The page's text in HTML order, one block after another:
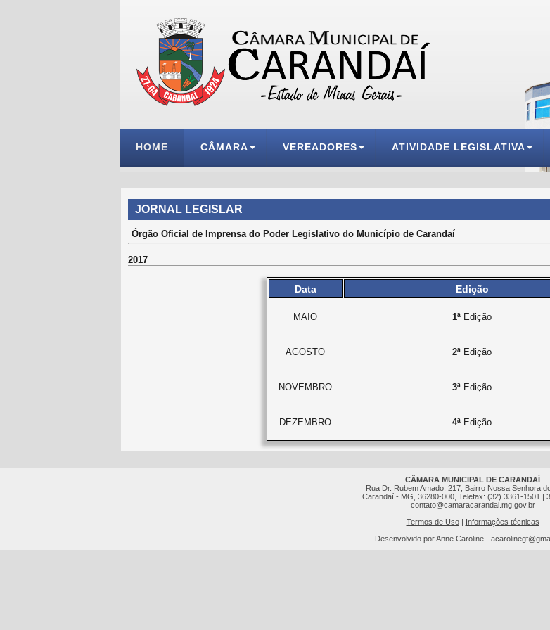
HOME CÂMARA VEREADORES ATIVIDADE LEGISLATIVA
JORNAL LEGISLAR
Órgão Oficial de Imprensa do Poder Legislativo do Município de Carandaí
2017
Data Edição
MAIO 1ª Edição
AGOSTO 2ª Edição
NOVEMBRO 3ª Edição
DEZEMBRO 4ª Edição
CÂMARA MUNICIPAL DE CARANDAÍ
Rua Dr. Rubem Amado, 217, Bairro Nossa Senhora
Carandaí - MG, 36280-000, Telefax: (32) 3361-1501 |
contato@camaracarandai.mg.gov.br
Termos de Uso| Informações técnicas
Desenvolvido por Anne Caroline -